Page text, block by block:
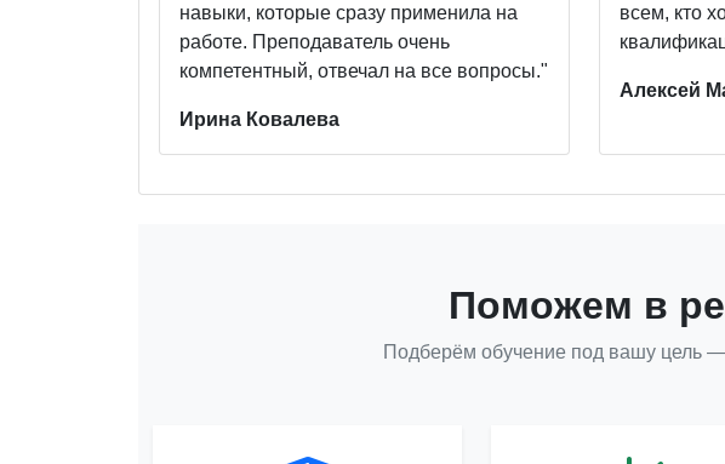
навыки, которые сразу применила на
работе. Преподаватель очень
компетентный, отвечал на все вопросы."
Ирина Ковалева
всем, кто
Алексей
Поможем в
Подберём обучение под вашу цель